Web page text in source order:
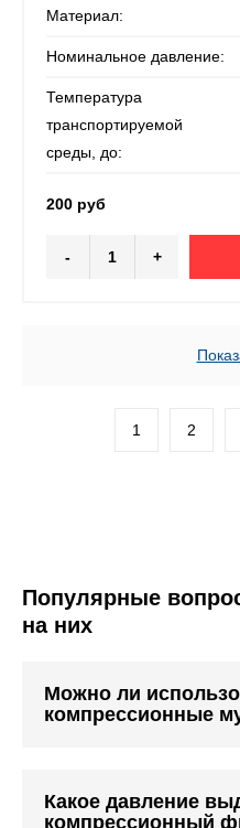
Материал:
Номинальное давление:
Температура
транспортируемой
среды, до:
200 руб
- +
1 2
Популярные
на них
Можно ли
компрессионные
Какое давление
компрессионный